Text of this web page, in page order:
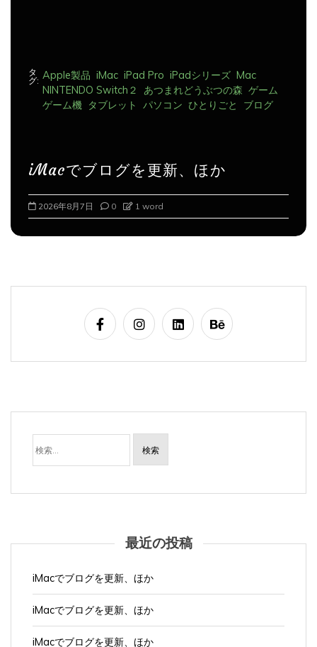
タ
グ: Apple製品 iMac iPad Pro iPadシリーズ Mac
NINTENDO Switch２
あつまれどうぶつの森
ゲーム
ゲーム機
タブレット パソコン ひとりごと ブログ
iMacでブログを更新、ほか
2026年8月7日 0 1 word
検
索:
最近の投稿
iMacでブログを更新、ほか
iMacでブログを更新、ほか
iMacでブログを更新、ほか